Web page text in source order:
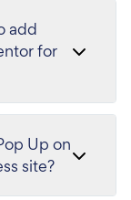
add
for
Up on
site?